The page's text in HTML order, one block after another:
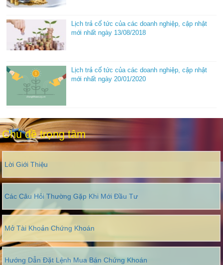
Lịch trả cổ tức của các doanh nghiệp, cập nhật
mới nhất ngày 13/08/2018
Lịch trả cổ tức của các doanh nghiệp, cập nhật
mới nhất ngày 20/01/2020
Chủ đề trọng tâm
Lời Giới Thiệu
Các Câu Hỏi Thường Gặp Khi Mới Đầu Tư
Mở Tài Khoản Chứng Khoán
Hướng Dẫn Đặt Lệnh Mua Bán Chứng Khoán